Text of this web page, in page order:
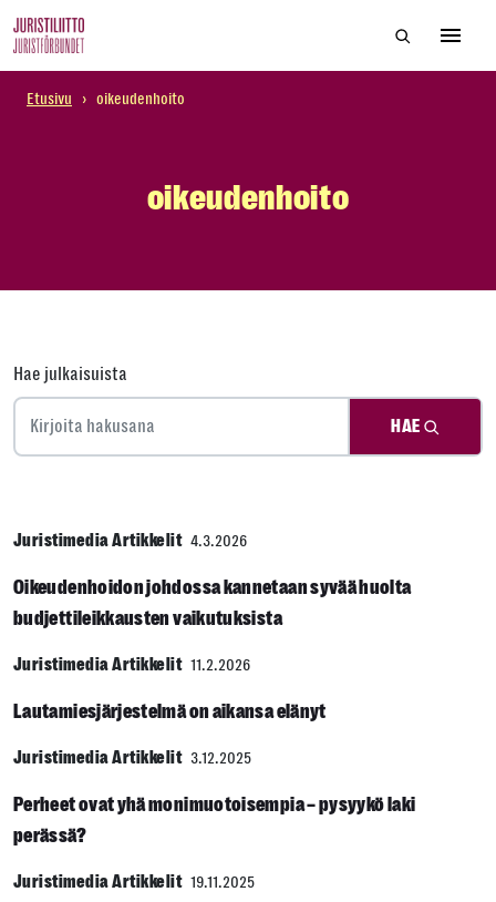
to
content
Hae
Etusivu › oikeudenhoito
oikeudenhoito
Hae julkaisuista
HAE
Juristimedia Artikkelit 4.3.2026
Oikeudenhoidon johdossa kannetaan syvää huolta
budjettileikkausten vaikutuksista
Juristimedia Artikkelit 11.2.2026
Lautamiesjärjestelmä on aikansa elänyt
Juristimedia Artikkelit 3.12.2025
Perheet ovat yhä monimuotoisempia – pysyykö laki
perässä?
Juristimedia Artikkelit 19.11.2025